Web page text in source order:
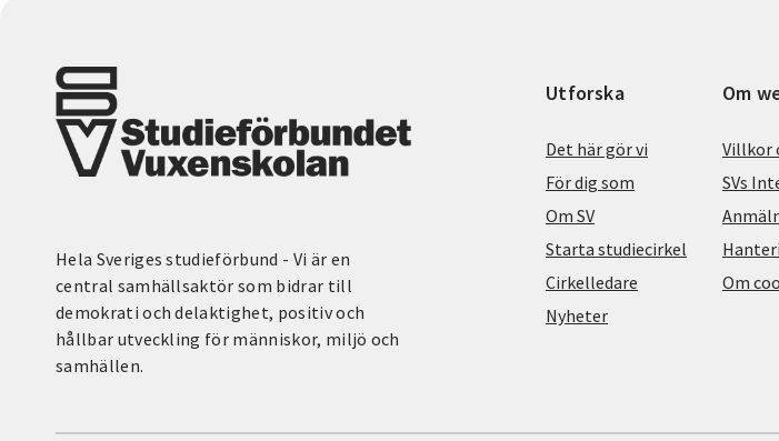
Hela Sveriges studieförbund - Vi är en
central samhällsaktör som bidrar till
demokrati och delaktighet, positiv och
hållbar utveckling för människor, miljö och
samhällen.
Utforska
Det här gör vi
För dig som
Om SV
Starta studiecirkel
Cirkelledare
Nyheter
Om
Villkor
SVs
Om